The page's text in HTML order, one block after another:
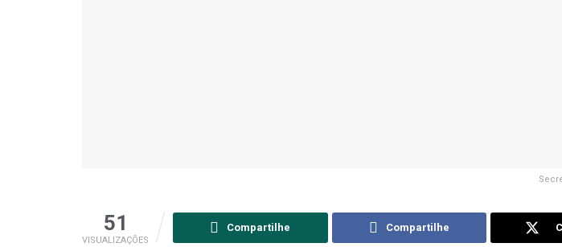
51
VISUALIZAÇÕES
Compartilhe Compartilhe